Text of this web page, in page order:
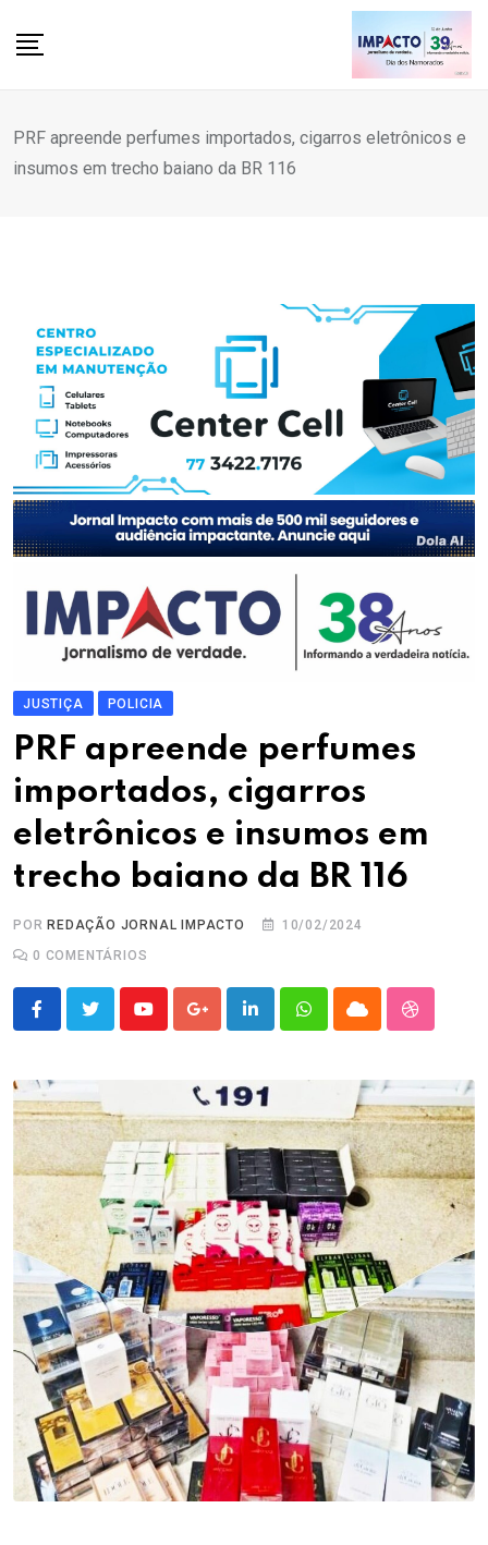
PRF apreende perfumes importados, cigarros eletrônicos e
insumos em trecho baiano da BR 116
JUSTIÇA POLICIA
PRF apreende perfumes
importados, cigarros
eletrônicos e insumos em
trecho baiano da BR 116
POR REDAÇÃO JORNAL IMPACTO
10/02/2024
0 COMENTÁRIOS
YoutubeGoogle+LinkedInWhatsappCloud